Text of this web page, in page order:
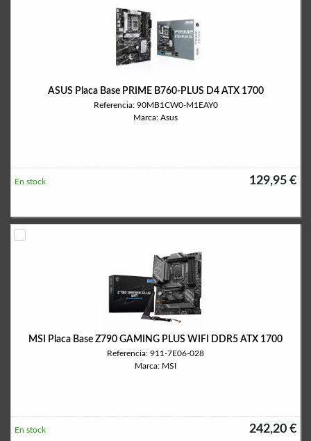
ASUS Placa Base PRIME B760-PLUS D4 ATX 1700
Referencia: 90MB1CW0-M1EAY0
Marca: Asus
129,95 €
En stock
MSI Placa Base Z790 GAMING PLUS WIFI DDR5 ATX 1700
Referencia: 911-7E06-028
Marca: MSI
242,20 €
En stock